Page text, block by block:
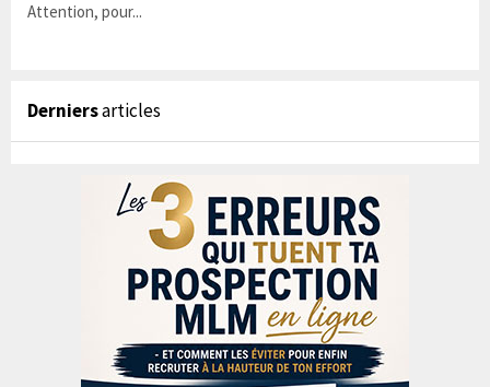
Attention, pour...
Derniersarticles